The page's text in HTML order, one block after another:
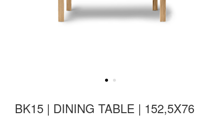
BK15 | DINING TABLE | 152,5X76